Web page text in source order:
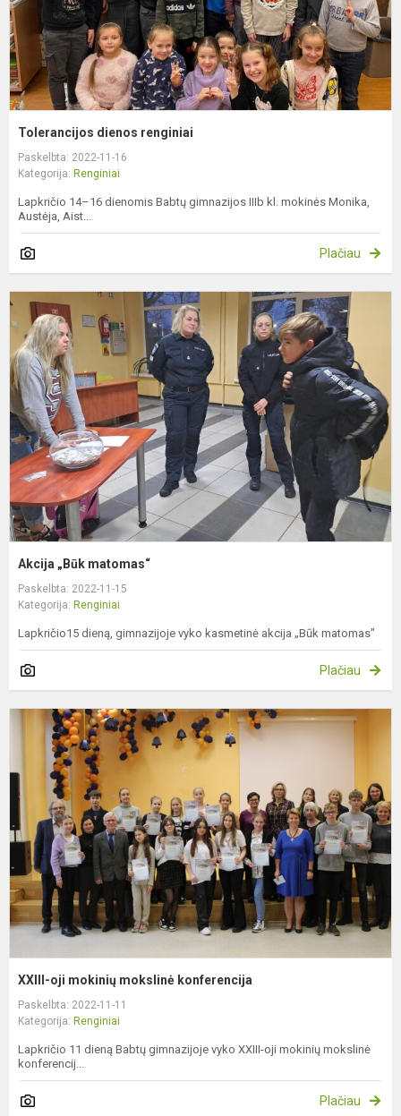
Tolerancijos dienos renginiai
Paskelbta: 2022-11-16
Kategorija: Renginiai
Lapkričio 14–16 dienomis Babtų gimnazijos IIIb kl. mokinės Monika,
Austėja, Aist...
Plačiau
Akcija „Būk matomas“
Paskelbta: 2022-11-15
Kategorija: Renginiai
Lapkričio15 dieną, gimnazijoje vyko kasmetinė akcija „Būk matomas"
Plačiau
XXIII-oji mokinių mokslinė konferencija
Paskelbta: 2022-11-11
Kategorija: Renginiai
Lapkričio 11 dieną Babtų gimnazijoje vyko XXIII-oji mokinių mokslinė
konferencij...
Plačiau